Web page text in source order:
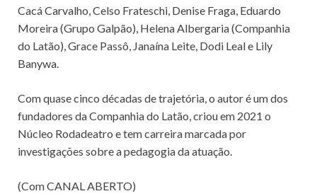
Cacá Carvalho, Celso Frateschi, Denise Fraga, Eduardo
Moreira (Grupo Galpão), Helena Albergaria (Companhia
do Latão), Grace Passô, Janaína Leite, Dodi Leal e Lily
Banywa.
Com quase cinco décadas de trajetória, o autor é um dos
fundadores da Companhia do Latão, criou em 2021 o
Núcleo Rodadeatro e tem carreira marcada por
investigações sobre a pedagogia da atuação.
(Com CANAL ABERTO)